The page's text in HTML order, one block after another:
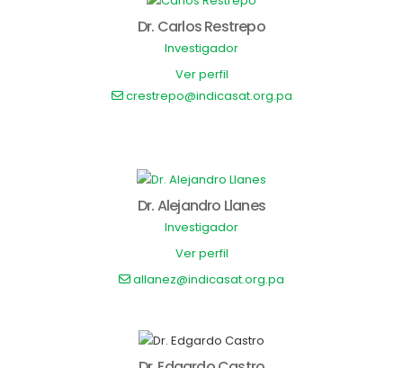
Dr. Carlos Restrepo
Investigador
Ver perfil
crestrepo@indicasat.org.pa
Dr. Alejandro Llanes
Investigador
Ver perfil
allanez@indicasat.org.pa